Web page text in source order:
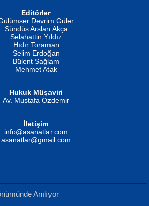
Ne Demektir
Editörler
Devrim Güler
Sündüs Arslan Akça
Selahattin Yıldız
Hıdır Toraman
Selim Erdoğan
Bülent Sağlam
Mehmet Atak
Hukuk Müşaviri
Av. Mustafa Özdemir
İletişim
info@asanatlar.com
asanatlar@gmail.com
Anılıyor